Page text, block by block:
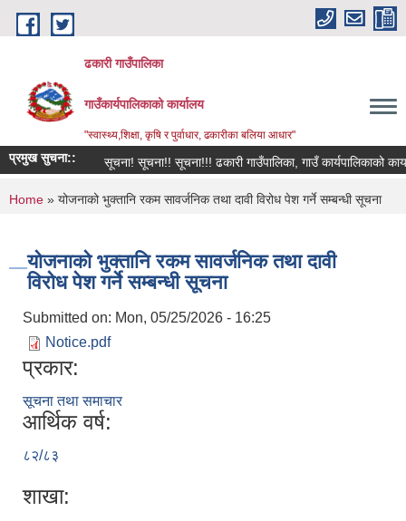
Skip to main content
ढकारी गाउँपालिका
गाउँकार्यपालिकाको कार्यालय
"स्वास्थ्य,शिक्षा, कृषि र पुर्वाधार, ढकारीका बलिया आधार"
प्रमुख सुचना:: सूचना! सूचना!! सूचना!!! ढकारी गाउँपालिका, गाउँ कार्यपालिकाको
You are here
Home » योजनाको भुक्तानि रकम सावर्जनिक तथा दावी विरोध पेश गर्ने सम्बन्धी सूचना
योजनाको भुक्तानि रकम सावर्जनिक तथा दावी
विरोध पेश गर्ने सम्बन्धी सूचना
Submitted on: Mon, 05/25/2026 - 16:25
Notice.pdf
प्रकार:
सूचना तथा समाचार
आर्थिक वर्ष:
८२/८३
शाखा: